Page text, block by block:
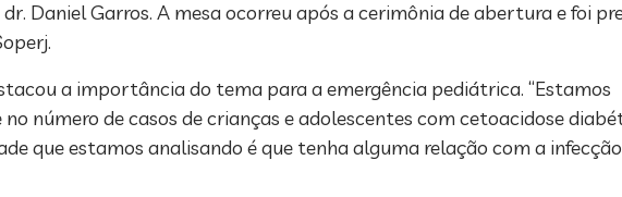
Daniel Garros. A mesa ocorreu após a cerimônia de abertura e foi
a importância do tema para a emergência pediátrica. “Estamos
número de casos de crianças e adolescentes com cetoacidose
que estamos analisando é que tenha alguma relação com a